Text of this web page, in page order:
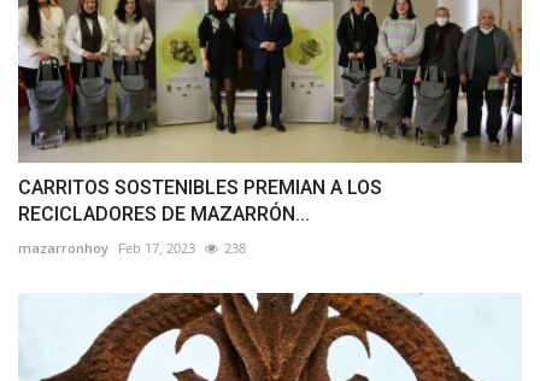
CARRITOS SOSTENIBLES PREMIAN A LOS
RECICLADORES DE MAZARRÓN...
mazarronhoy Feb 17, 2023 238